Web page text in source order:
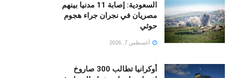
السعودية: إصابة 11 مدنيا بينهم
مصريان في نجران جراء هجوم
حوثي
أغسطس 7, 2026
أوكرانيا تطالب 300 صاروخ